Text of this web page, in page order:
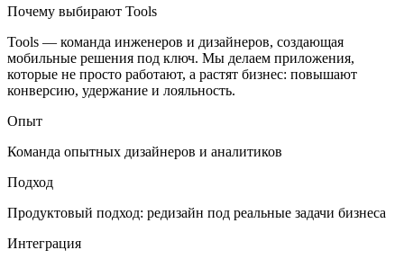
Почему выбирают Tools
Tools — команда инженеров и дизайнеров, создающая
мобильные решения под ключ. Мы делаем приложения,
которые не просто работают, а растят бизнес: повышают
конверсию, удержание и лояльность.
Опыт
Команда опытных дизайнеров и аналитиков
Подход
Продуктовый подход: редизайн под реальные задачи бизнеса
Интеграция